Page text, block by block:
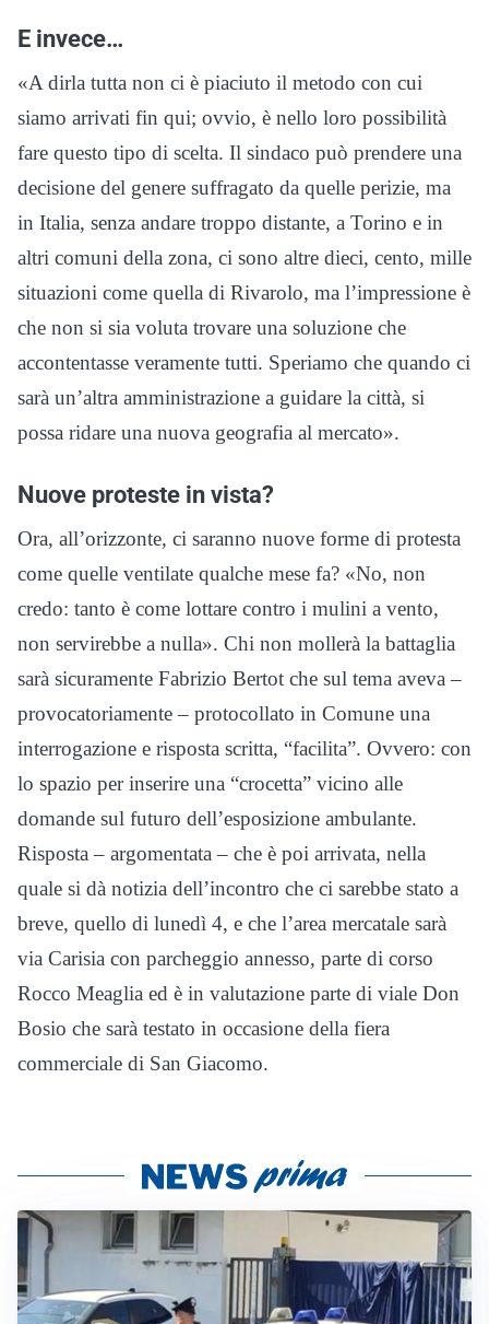
E invece…
«A dirla tutta non ci è piaciuto il metodo con cui
siamo arrivati fin qui; ovvio, è nello loro possibilità
fare questo tipo di scelta. Il sindaco può prendere una
decisione del genere suffragato da quelle perizie, ma
in Italia, senza andare troppo distante, a Torino e in
altri comuni della zona, ci sono altre dieci, cento, mille
situazioni come quella di Rivarolo, ma l’impressione è
che non si sia voluta trovare una soluzione che
accontentasse veramente tutti. Speriamo che quando ci
sarà un’altra amministrazione a guidare la città, si
possa ridare una nuova geografia al mercato».
Nuove proteste in vista?
Ora, all’orizzonte, ci saranno nuove forme di protesta
come quelle ventilate qualche mese fa? «No, non
credo: tanto è come lottare contro i mulini a vento,
non servirebbe a nulla». Chi non mollerà la battaglia
sarà sicuramente Fabrizio Bertot che sul tema aveva –
provocatoriamente – protocollato in Comune una
interrogazione e risposta scritta, “facilita”. Ovvero: con
lo spazio per inserire una “crocetta” vicino alle
domande sul futuro dell’esposizione ambulante.
Risposta – argomentata – che è poi arrivata, nella
quale si dà notizia dell’incontro che ci sarebbe stato a
breve, quello di lunedì 4, e che l’area mercatale sarà
via Carisia con parcheggio annesso, parte di corso
Rocco Meaglia ed è in valutazione parte di viale Don
Bosio che sarà testato in occasione della fiera
commerciale di San Giacomo.